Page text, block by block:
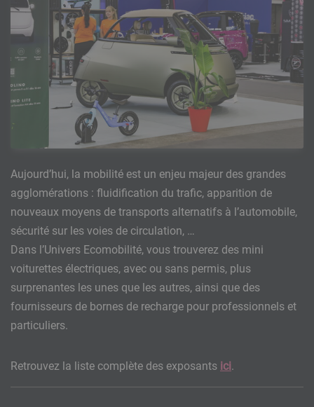
Aujourd’hui, la mobilité est un enjeu majeur des grandes
agglomérations : fluidification du trafic, apparition de
nouveaux moyens de transports alternatifs à l’automobile,
sécurité sur les voies de circulation, …
Dans l’Univers Ecomobilité, vous trouverez des mini
voiturettes électriques, avec ou sans permis, plus
surprenantes les unes que les autres, ainsi que des
fournisseurs de bornes de recharge pour professionnels et
particuliers.
Ckeditor
Retrouvez la liste complète des exposants ici.